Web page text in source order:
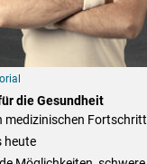
die Gesundheit
medizinischen
heute